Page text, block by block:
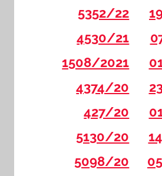
5352/22
4530/21
1508/2021
4374/20
427/20
5130/20
5098/20